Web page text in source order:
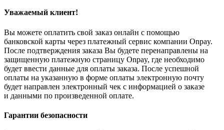
Уважаемый клиент!
Вы можете оплатить свой заказ онлайн с помощью
банковской карты через платежный сервис компании Onpay.
После подтверждения заказа Вы будете перенаправлены на
защищенную платежную страницу Onpay, где необходимо
будет ввести данные для оплаты заказа. После успешной
оплаты на указанную в форме оплаты электронную почту
будет направлен электронный чек с информацией о заказе
и данными по произведенной оплате.
Гарантии безопасности